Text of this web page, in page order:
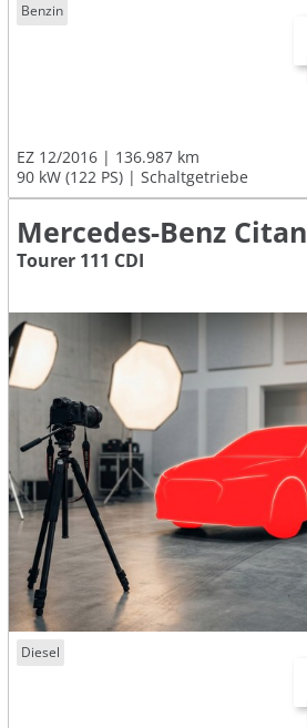
Benzin
EZ 12/2016
136.987 km
90 kW (122 PS)
Schaltgetriebe
Mercedes-Benz Citan
Tourer 111 CDI
Diesel